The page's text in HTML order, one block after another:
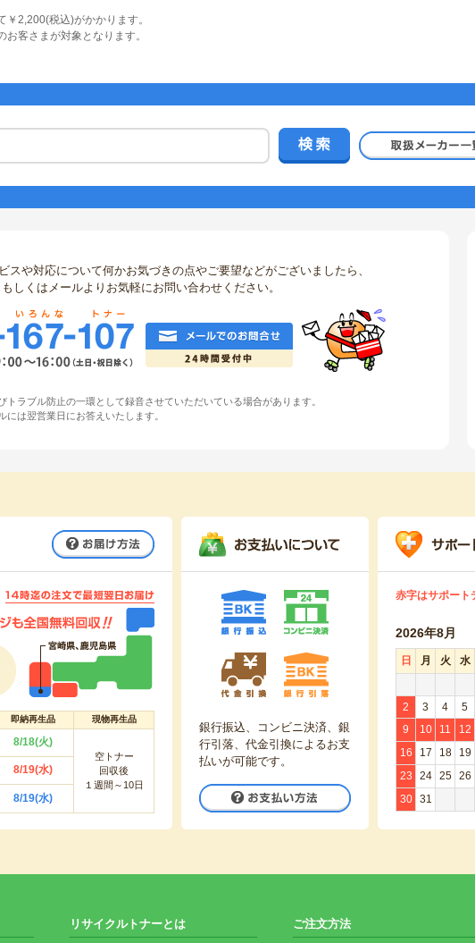
2,200(税込)がかかります。
客さまが対象となります。
スや対応について何かお気づきの点やご要望などがございましたら、
しくはメールよりお気軽にお問い合わせください。
メールでのお問合せ
ラブル防止の一環として録音させていただいている場合があります。
は翌営業日にお答えいたします。
お届け方法
即納再生品 現物再生品
8/18(火)
空トナー
回収後
１週間～10日
8/19(水)
8/19(水)
銀行振込、コンビニ決済、銀
行引落、代金引換によるお支
払いが可能です。
お支払い方法
赤字はサポート
2026年8月
日 月 火 水
2
3 4 5
9
10 11 12
16
17 18 19
23
24 25 26
30
31
リサイクルトナーとは ご注文方法